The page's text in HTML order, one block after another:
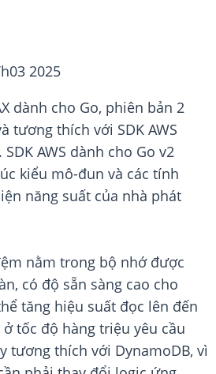
2025
dành cho Go, phiên bản 2
tương thích với SDK AWS
AWS dành cho Go v2
kiểu mô-đun và các tính
năng suất của nhà phát
nằm trong bộ nhớ được
có độ sẵn sàng cao cho
tăng hiệu suất đọc lên đến
tốc độ hàng triệu yêu cầu
tương thích với DynamoDB, vì